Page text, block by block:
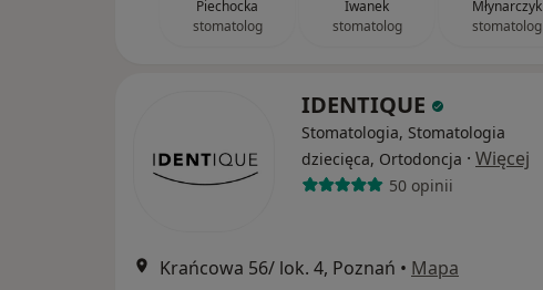
Piechocka
stomatolog
Iwanek
stomatolog
Młynarczyk
stomatolog
IDENTIQUE
Stomatologia, Stomatologia
dziecięca, Ortodoncja · Więcej
50 opinii
Krańcowa 56/ lok. 4, Poznań • Mapa